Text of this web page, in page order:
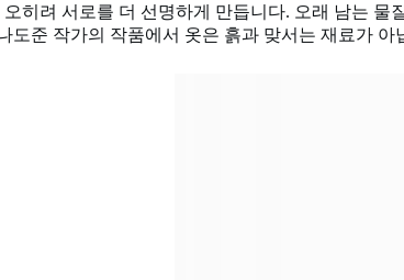
히려 서로를 더 선명하게 만듭니다. 오래 남는
도준 작가의 작품에서 옷은 흙과 맞서는 재료가